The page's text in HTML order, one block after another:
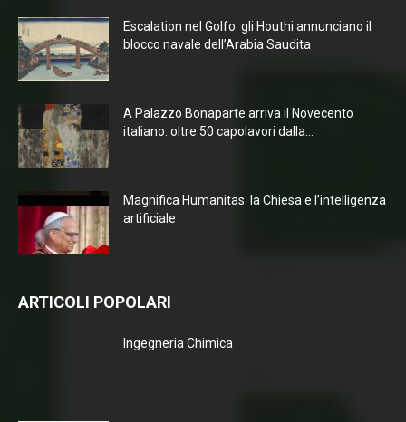
Escalation nel Golfo: gli Houthi annunciano il
blocco navale dell’Arabia Saudita
A Palazzo Bonaparte arriva il Novecento
italiano: oltre 50 capolavori dalla...
Magnifica Humanitas: la Chiesa e l’intelligenza
artificiale
ARTICOLI POPOLARI
Ingegneria Chimica